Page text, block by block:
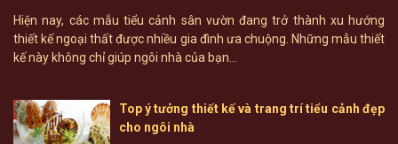
Hiện nay, các mẫu tiểu cảnh sân vườn đang trở thành xu hướng
thiết kế ngoại thất được nhiều gia đình ưa chuộng. Những mẫu thiết
kế này không chỉ giúp ngôi nhà của bạn...
Top ý tưởng thiết kế và trang trí tiểu cảnh đẹp
cho ngôi nhà